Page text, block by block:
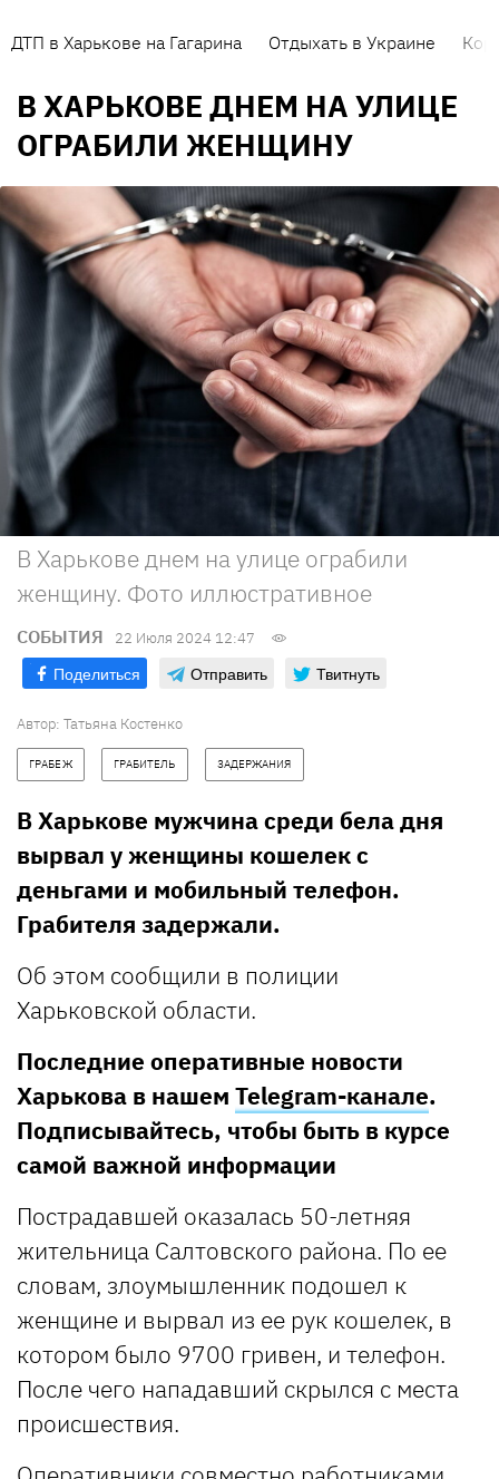
ДТП в Харькове на Гагарина Отдыхать в Украине
В ХАРЬКОВЕ ДНЕМ НА УЛИЦЕ
ОГРАБИЛИ ЖЕНЩИНУ
В Харькове днем на улице ограбили
женщину. Фото иллюстративное
СОБЫТИЯ 22 Июля 2024 12:47
Поделиться Отправить Твитнуть
Автор: Татьяна Костенко
ГРАБЕЖ ГРАБИТЕЛЬ ЗАДЕРЖАНИЯ
В Харькове мужчина среди бела дня
вырвал у женщины кошелек с
деньгами и мобильный телефон.
Грабителя задержали.
Об этом сообщили в полиции
Харьковской области.
Последние оперативные новости
Харькова в нашем Telegram-канале.
Подписывайтесь, чтобы быть в курсе
самой важной информации
Пострадавшей оказалась 50-летняя
жительница Салтовского района. По ее
словам, злоумышленник подошел к
женщине и вырвал из ее рук кошелек, в
котором было 9700 гривен, и телефон.
После чего нападавший скрылся с места
происшествия.